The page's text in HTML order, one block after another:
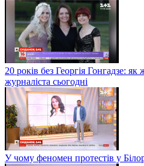
20 років без Георгія Гонгадзе:
журналіста сьогодні
У чому феномен протестів у